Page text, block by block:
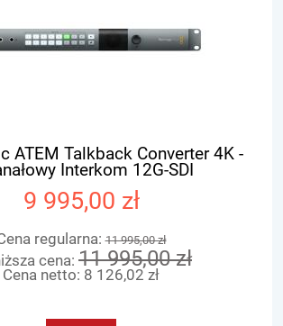
ATEM Talkback Converter 4K -
Interkom 12G-SDI
9 995,00 zł
regularna:11 995,00 zł
cena: 11 995,00 zł
Cena netto: 8 126,02 zł